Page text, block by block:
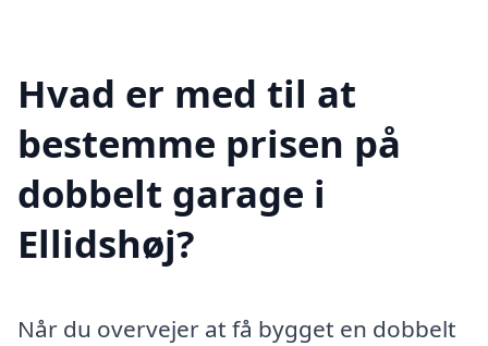
Hvad er med til at
bestemme prisen på
dobbelt garage i
Ellidshøj?
Når du overvejer at få bygget en dobbelt